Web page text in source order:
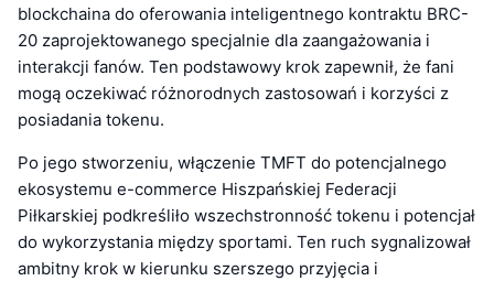
blockchaina do oferowania inteligentnego kontraktu BRC-
20 zaprojektowanego specjalnie dla zaangażowania i
interakcji fanów. Ten podstawowy krok zapewnił, że fani
mogą oczekiwać różnorodnych zastosowań i korzyści z
posiadania tokenu.
Po jego stworzeniu, włączenie TMFT do potencjalnego
ekosystemu e-commerce Hiszpańskiej Federacji
Piłkarskiej podkreśliło wszechstronność tokenu i potencjał
do wykorzystania między sportami. Ten ruch sygnalizował
ambitny krok w kierunku szerszego przyjęcia i